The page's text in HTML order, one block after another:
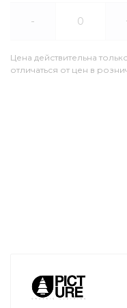
-
Цена действительна
отличаться от цен в